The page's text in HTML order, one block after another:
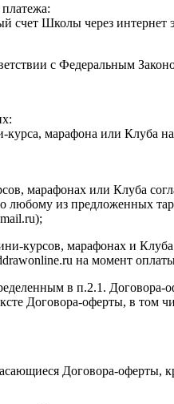
счет Школы через
с Федеральным
марафона или Клуба
марафонах или Клуба
любому из предложенных
курсов, марафонах и
на момент
в п.2.1. Договора-
Договора-оферты, в
Договора-оферты,